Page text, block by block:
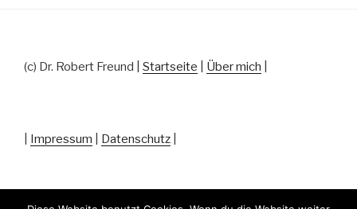
(c) Dr. Robert Freund | Startseite Über mich
Impressum Datenschutz